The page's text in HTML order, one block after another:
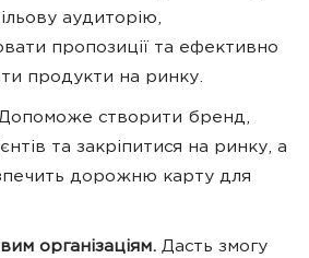
аудиторію,
пропозиції та ефективно
продукти на ринку.
створити бренд,
та закріпитися на ринку, а
дорожню карту для
організаціям. Дасть змогу